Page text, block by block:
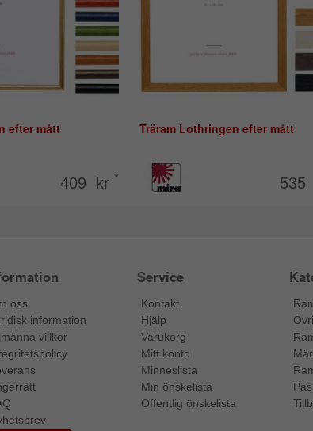
efter mått
409 kr *
Träram Lothringen efter mått
535
oss
information
villkor
Service
Kontakt
Hjälp
Varukorg
Mitt konto
Minneslista
Min önskelista
Offentlig önskelista